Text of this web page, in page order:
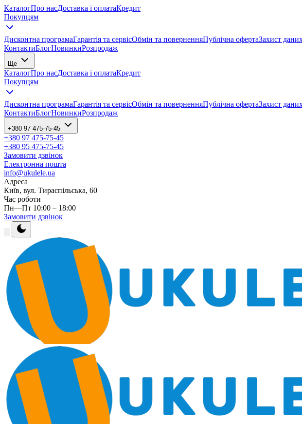
КаталогПро насДоставка і оплатаКредит
Покупцям
Дисконтна програмаГарантія та сервісОбмін та поверненняПублічна офертаЗахист
КонтактиБлогНовинкиРозпродаж
Ще
КаталогПро насДоставка і оплатаКредит
Покупцям
Дисконтна програмаГарантія та сервісОбмін та поверненняПублічна офертаЗахист
КонтактиБлогНовинкиРозпродаж
+380 97 475-75-45
+380 97 475-75-45
+380 95 475-75-45
Замовити дзвінок
Електронна пошта
info@ukulele.ua
Адреса
Київ, вул. Тираспільська, 60
Час роботи
Пн—Пт 10:00 – 18:00
Замовити дзвінок